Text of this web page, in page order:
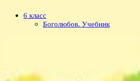
6 класс
Боголюбов. Учебник